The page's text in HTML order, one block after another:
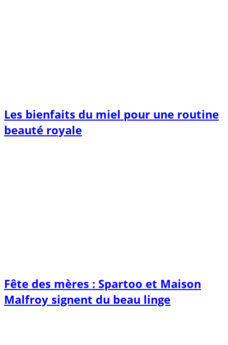
Les bienfaits du miel pour une routine
beauté royale
Fête des mères : Spartoo et Maison
Malfroy signent du beau linge